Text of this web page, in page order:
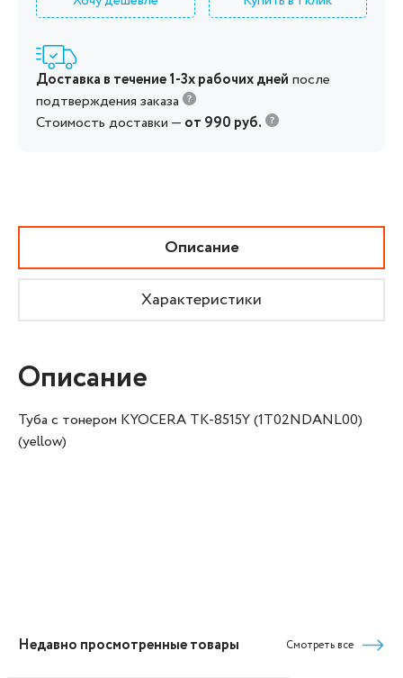
Доставка в течение 1-3х рабочих дней после
подтверждения заказа
Стоимость доставки — от 990 руб.
Описание
Характеристики
Описание
Туба с тонером KYOCERA TK-8515Y (1T02NDANL00)
(yellow)
Недавно просмотренные товары Смотреть все